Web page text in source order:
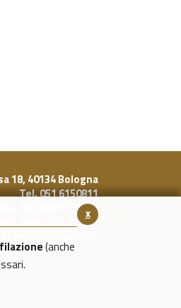
x
(anche
18, 40134 Bologna
Tel. 051 6150811
BO 03079781203
Vers. €39.215,69